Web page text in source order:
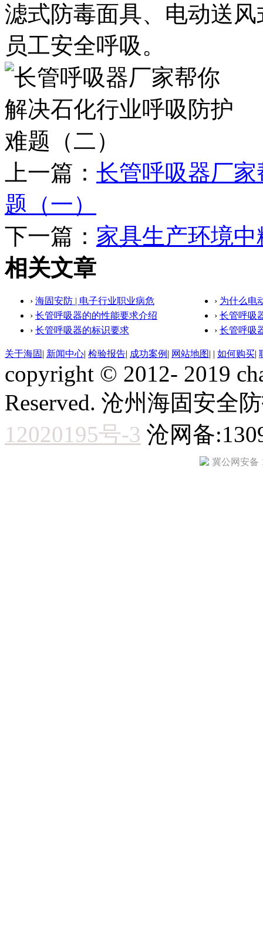
滤式防毒面具、电动送
员工安全呼吸。
上一篇： 长管呼吸器厂
题（一）
下一篇： 家具生产环境
相关文章
› 海固安防 | 电子行业职业病危 › 为什么电
› 长管呼吸器的的性能要求介绍 › 长管呼吸
› 长管呼吸器的标识要求 › 长管呼吸
关于海固 | 新闻中心| 检验报告| 成功案例 | 网站地图| | 如何购买|
copyright © 2012- 2019
Reserved. 沧州海固安全
12020195号-3 沧网备
冀公网安备